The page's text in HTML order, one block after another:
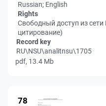
Russian; English
Rights
Свободный доступ из сети
цитирование)
Record key
RU\NSU\analitnsu\1705
pdf, 13.4 Mb
78